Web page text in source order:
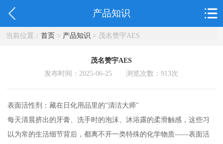
产品知识
当前位置： 首页> 产品知识 > 茂名赞宇AES
茂名赞宇AES
发布时间：2025-06-25 浏览次数：913次
表面活性剂：藏在日化用品里的"清洁大师"
每天清晨挤出的牙膏、洗手时的泡沫、沐浴露的柔滑触感，这些习
以为常的生活细节背后，都离不开一类特殊的化学物质——表面活